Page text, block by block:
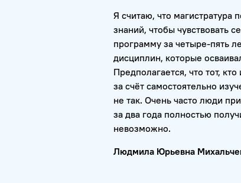
Я считаю, что магистратура
знаний, чтобы чувствовать
программу за четыре-пять
дисциплин, которые
Предполагается, что тот,
за счёт самостоятельно
не так. Очень часто люди
за два года полностью
невозможно.
Людмила Юрьевна